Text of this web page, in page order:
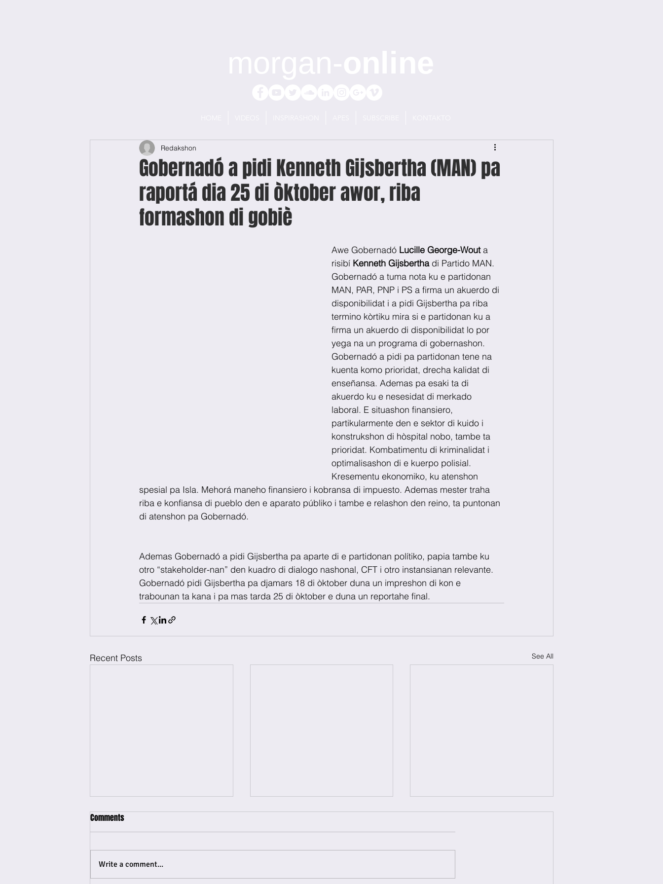
Gobernadó a pidi Kenneth Gijsbertha (MAN) pa
raportá dia 25 di òktober awor, riba
formashon di gobiè
Redakshon
Awe Gobernadó Lucille George-Wout a
risibí Kenneth Gijsbertha di Partido MAN.
Gobernadó a tuma nota ku e partidonan
MAN, PAR, PNP i PS a firma un akuerdo di
disponibilidat i a pidi Gijsbertha pa riba
termino kòrtiku mira si e partidonan ku a
firma un akuerdo di disponibilidat lo por
yega na un programa di gobernashon.
Gobernadó a pidi pa partidonan tene na
kuenta komo prioridat, drecha kalidat di
enseñansa. Ademas pa esaki ta di
akuerdo ku e nesesidat di merkado
laboral. E situashon finansiero,
partikularmente den e sektor di kuido i
konstrukshon di hòspital nobo, tambe ta
prioridat. Kombatimentu di kriminalidat i
optimalisashon di e kuerpo polisial.
Kresementu ekonomiko, ku atenshon
spesial pa Isla. Mehorá maneho finansiero i kobransa di impuesto. Ademas mester traha
riba e konfiansa di pueblo den e aparato públiko i tambe e relashon den reino, ta puntonan
di atenshon pa Gobernadó.
Ademas Gobernadó a pidi Gijsbertha pa aparte di e partidonan polítiko, papia tambe ku
otro “stakeholder-nan” den kuadro di dialogo nashonal, CFT i otro instansianan relevante.
Gobernadó pidi Gijsbertha pa djamars 18 di òktober duna un impreshon di kon e
trabounan ta kana i pa mas tarda 25 di òktober e duna un reportahe final.
Recent Posts See All
Comments
Write a comment...